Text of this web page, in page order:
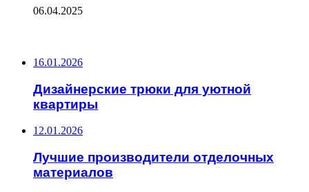
06.04.2025
16.01.2026
Дизайнерские трюки для уютной
квартиры
12.01.2026
Лучшие производители отделочных
материалов